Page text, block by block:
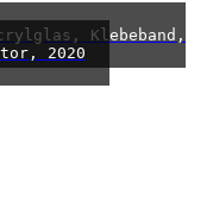
Klebeband,
2020